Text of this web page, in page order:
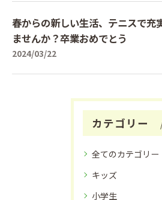
春からの新しい生活、テニスで充
ませんか？卒業おめでとう
2024/03/22
カテゴリー
全てのカテゴリー
キッズ
小学生